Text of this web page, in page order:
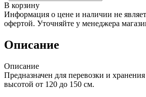
В корзину
Информация о цене и наличии не
офертой. Уточняйте у менеджера
Описание
Описание
Предназначен для перевозки и
высотой от 120 до 150 см.